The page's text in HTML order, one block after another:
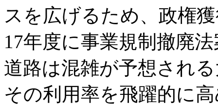
スを広げるため、政権
17年度に事業規制撤廃
道路は混雑が予想され
その利用率を飛躍的に